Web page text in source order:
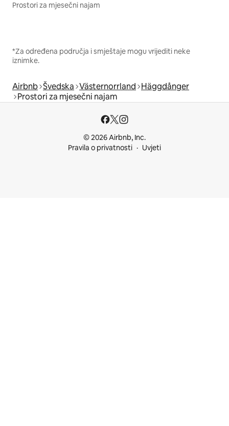
Prostori za mjesečni najam
*Za određena područja i smještaje mogu vrijediti neke
iznimke.
Airbnb Švedska Västernorrland Häggdånger
Prostori za mjesečni najam
© 2026 Airbnb, Inc.
Pravila o privatnosti
Uvjeti